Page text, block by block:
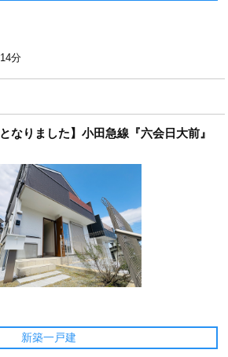
分
なりました】小田急線『六会日大前』
新築一戸建